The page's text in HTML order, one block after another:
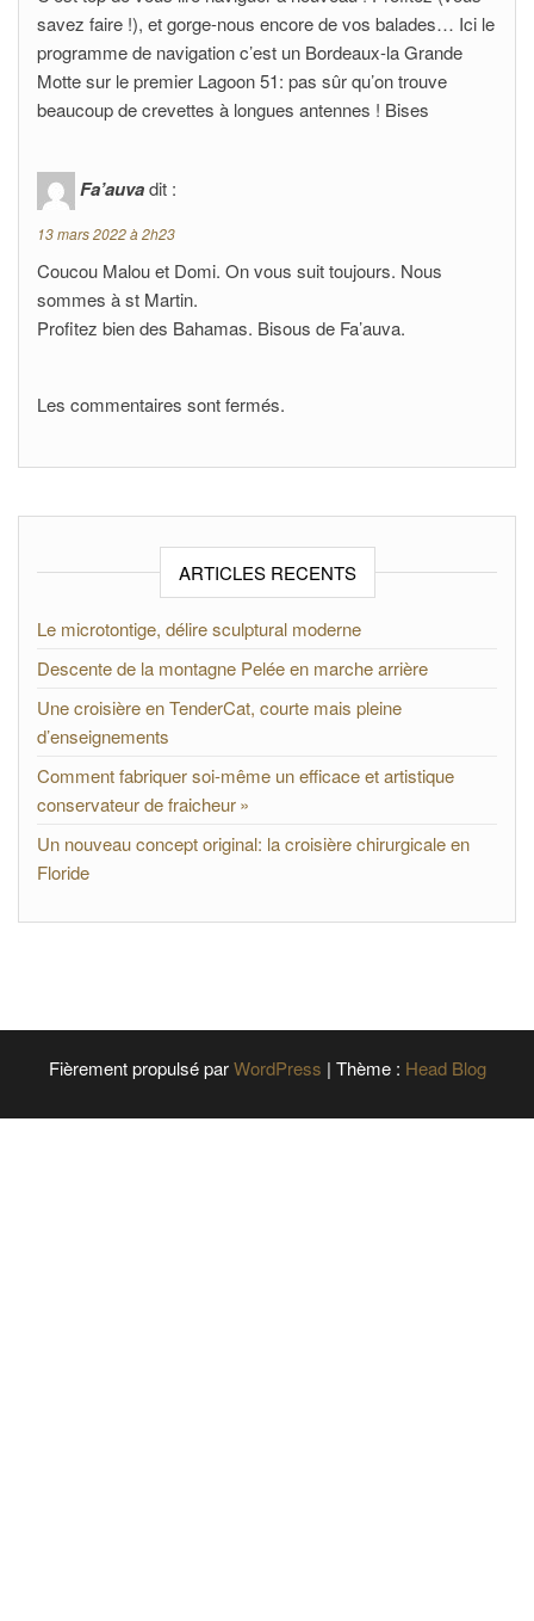
savez faire !), et gorge-nous encore de vos balades… Ici le
programme de navigation c’est un Bordeaux-la Grande
Motte sur le premier Lagoon 51: pas sûr qu’on trouve
beaucoup de crevettes à longues antennes ! Bises
Fa’auvadit :
13 mars 2022 à 2h23
Coucou Malou et Domi. On vous suit toujours. Nous
sommes à st Martin.
Profitez bien des Bahamas. Bisous de Fa’auva.
Les commentaires sont fermés.
ARTICLES RECENTS
Le microtontige, délire sculptural moderne
Descente de la montagne Pelée en marche arrière
Une croisière en TenderCat, courte mais pleine
d’enseignements
Comment fabriquer soi-même un efficace et artistique
conservateur de fraicheur »
Un nouveau concept original: la croisière chirurgicale en
Floride
Fièrement propulsé parWordPress | Thème : Head Blog